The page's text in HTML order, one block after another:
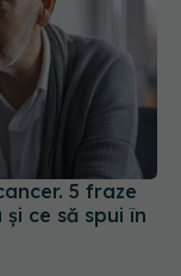
5 fraze
ce să spui în